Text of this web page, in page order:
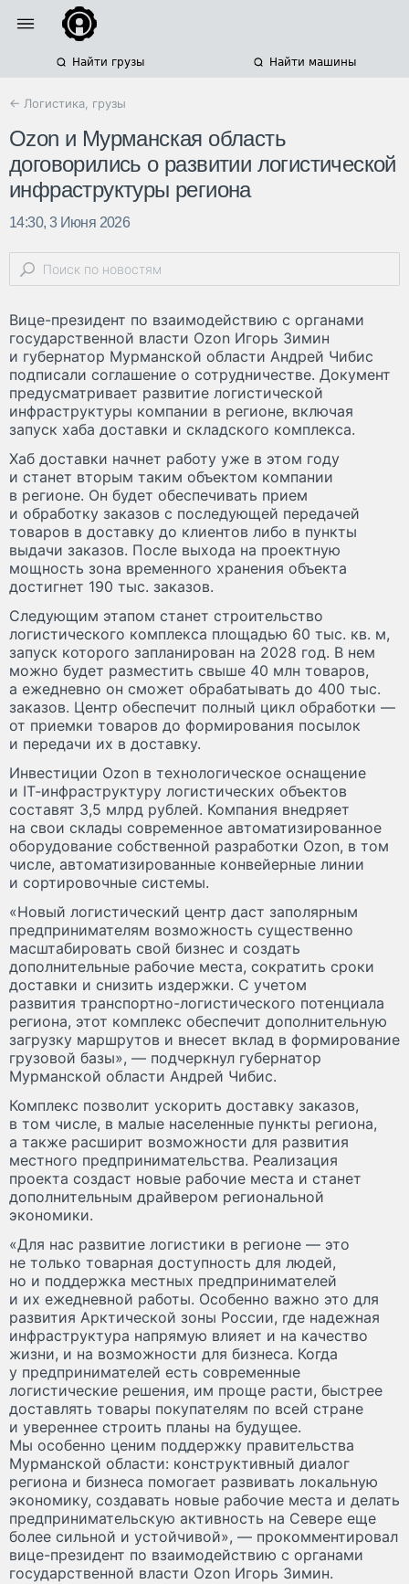
Найти грузы Найти машины
← Логистика, грузы
Ozon и Мурманская область
договорились о развитии логистической
инфраструктуры региона
14:30, 3 Июня 2026
Вице-президент по взаимодействию с органами
государственной власти Ozon Игорь Зимин
и губернатор Мурманской области Андрей Чибис
подписали соглашение о сотрудничестве. Документ
предусматривает развитие логистической
инфраструктуры компании в регионе, включая
запуск хаба доставки и складского комплекса.
Хаб доставки начнет работу уже в этом году
и станет вторым таким объектом компании
в регионе. Он будет обеспечивать прием
и обработку заказов с последующей передачей
товаров в доставку до клиентов либо в пункты
выдачи заказов. После выхода на проектную
мощность зона временного хранения объекта
достигнет 190 тыс. заказов.
Следующим этапом станет строительство
логистического комплекса площадью 60 тыс. кв. м,
запуск которого запланирован на 2028 год. В нем
можно будет разместить свыше 40 млн товаров,
а ежедневно он сможет обрабатывать до 400 тыс.
заказов. Центр обеспечит полный цикл обработки —
от приемки товаров до формирования посылок
и передачи их в доставку.
Инвестиции Ozon в технологическое оснащение
и IT‑инфраструктуру логистических объектов
составят 3,5 млрд рублей. Компания внедряет
на свои склады современное автоматизированное
оборудование собственной разработки Ozon, в том
числе, автоматизированные конвейерные линии
и сортировочные системы.
«Новый логистический центр даст заполярным
предпринимателям возможность существенно
масштабировать свой бизнес и создать
дополнительные рабочие места, сократить сроки
доставки и снизить издержки. С учетом
развития транспортно-логистического потенциала
региона, этот комплекс обеспечит дополнительную
загрузку маршрутов и внесет вклад в формирование
грузовой базы», — подчеркнул губернатор
Мурманской области Андрей Чибис.
Комплекс позволит ускорить доставку заказов,
в том числе, в малые населенные пункты региона,
а также расширит возможности для развития
местного предпринимательства. Реализация
проекта создаст новые рабочие места и станет
дополнительным драйвером региональной
экономики.
«Для нас развитие логистики в регионе — это
не только товарная доступность для людей,
но и поддержка местных предпринимателей
и их ежедневной работы. Особенно важно это для
развития Арктической зоны России, где надежная
инфраструктура напрямую влияет и на качество
жизни, и на возможности для бизнеса. Когда
у предпринимателей есть современные
логистические решения, им проще расти, быстрее
доставлять товары покупателям по всей стране
и увереннее строить планы на будущее.
Мы особенно ценим поддержку правительства
Мурманской области: конструктивный диалог
региона и бизнеса помогает развивать локальную
экономику, создавать новые рабочие места и делать
предпринимательскую активность на Севере еще
более сильной и устойчивой», — прокомментировал
вице-президент по взаимодействию с органами
государственной власти Ozon Игорь Зимин.